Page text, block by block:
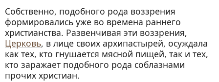
Собственно, подобного рода воззрения
формировались уже во времена раннего
христианства. Развенчивая эти воззрения,
Церковь, в лице своих архипастырей, осуждала
как тех, кто гнушается мясной пищей, так и тех,
кто заражает подобного рода соблазнами
прочих христиан.